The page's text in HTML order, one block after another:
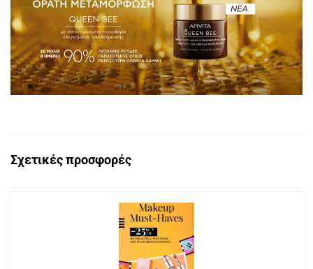
Σχετικές προσφορές